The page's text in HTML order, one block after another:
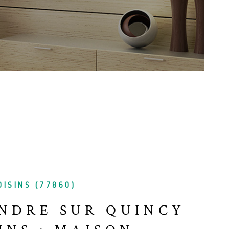
NOTRE
BLOG
(77860)
SUR QUINCY